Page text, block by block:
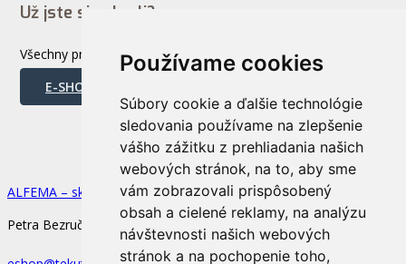
Používame cookies
Súbory cookie a ďalšie technológie
sledovania používame na zlepšenie
vášho zážitku z prehliadania našich
webových stránok, na to, aby sme
vám zobrazovali prispôsobený
obsah a cielené reklamy, na analýzu
návštevnosti našich webových
stránok a na pochopenie toho,
Už jste si vybrali?
Všechny produkty si můžete výhodně nakoupit online
E-SHOP
Zásady ochrany osobných údajov
ALFEMA – sklad / výdej, prodej pro Česko
Petra Bezruče 614, 56943 Jevíčko, Czech Republic